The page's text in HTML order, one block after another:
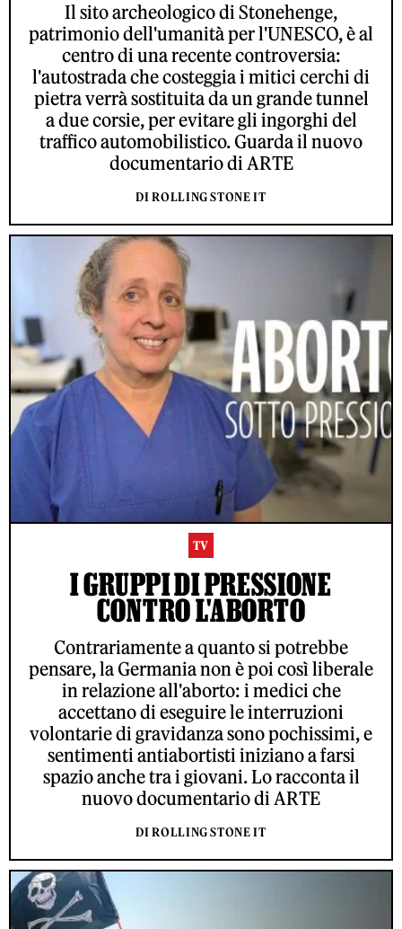
Il sito archeologico di Stonehenge,
patrimonio dell'umanità per l'UNESCO, è al
centro di una recente controversia:
l'autostrada che costeggia i mitici cerchi di
pietra verrà sostituita da un grande tunnel
a due corsie, per evitare gli ingorghi del
traffico automobilistico. Guarda il nuovo
documentario di ARTE
DI ROLLING STONE IT
TV
I GRUPPI DI PRESSIONE
CONTRO L'ABORTO
Contrariamente a quanto si potrebbe
pensare, la Germania non è poi così liberale
in relazione all'aborto: i medici che
accettano di eseguire le interruzioni
volontarie di gravidanza sono pochissimi, e
sentimenti antiabortisti iniziano a farsi
spazio anche tra i giovani. Lo racconta il
nuovo documentario di ARTE
DI ROLLING STONE IT